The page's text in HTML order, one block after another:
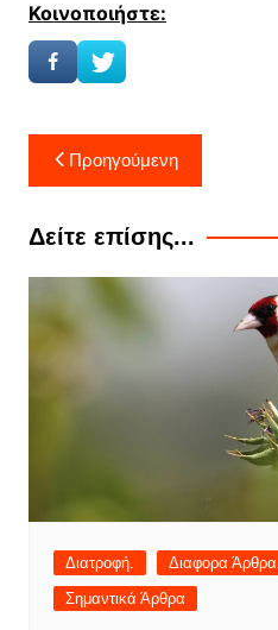
Κοινοποιήστε:
Πλοήγηση
άρθρων
Προηγούμενη
Δείτε επίσης...
Διατροφή. Διαφορα
Σημαντικά Άρθρα